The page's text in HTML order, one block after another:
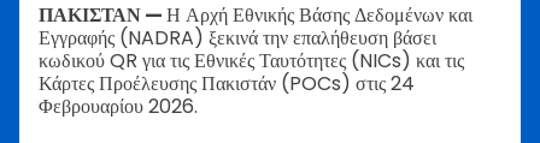
ΠΑΚΙΣΤΑΝ —Η Αρχή Εθνικής Βάσης Δεδομένων και
Εγγραφής (NADRA) ξεκινά την επαλήθευση βάσει
κωδικού QR για τις Εθνικές Ταυτότητες (NICs) και τις
Κάρτες Προέλευσης Πακιστάν (POCs) στις 24
Φεβρουαρίου 2026.